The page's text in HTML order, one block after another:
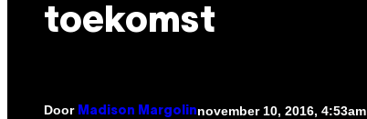
toekomst
Door Madison Margolinnovember 10, 2016, 4:53am